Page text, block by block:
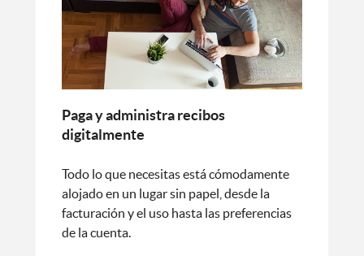
Paga y administra recibos
digitalmente
Todo lo que necesitas está cómodamente
alojado en un lugar sin papel, desde la
facturación y el uso hasta las preferencias
de la cuenta.